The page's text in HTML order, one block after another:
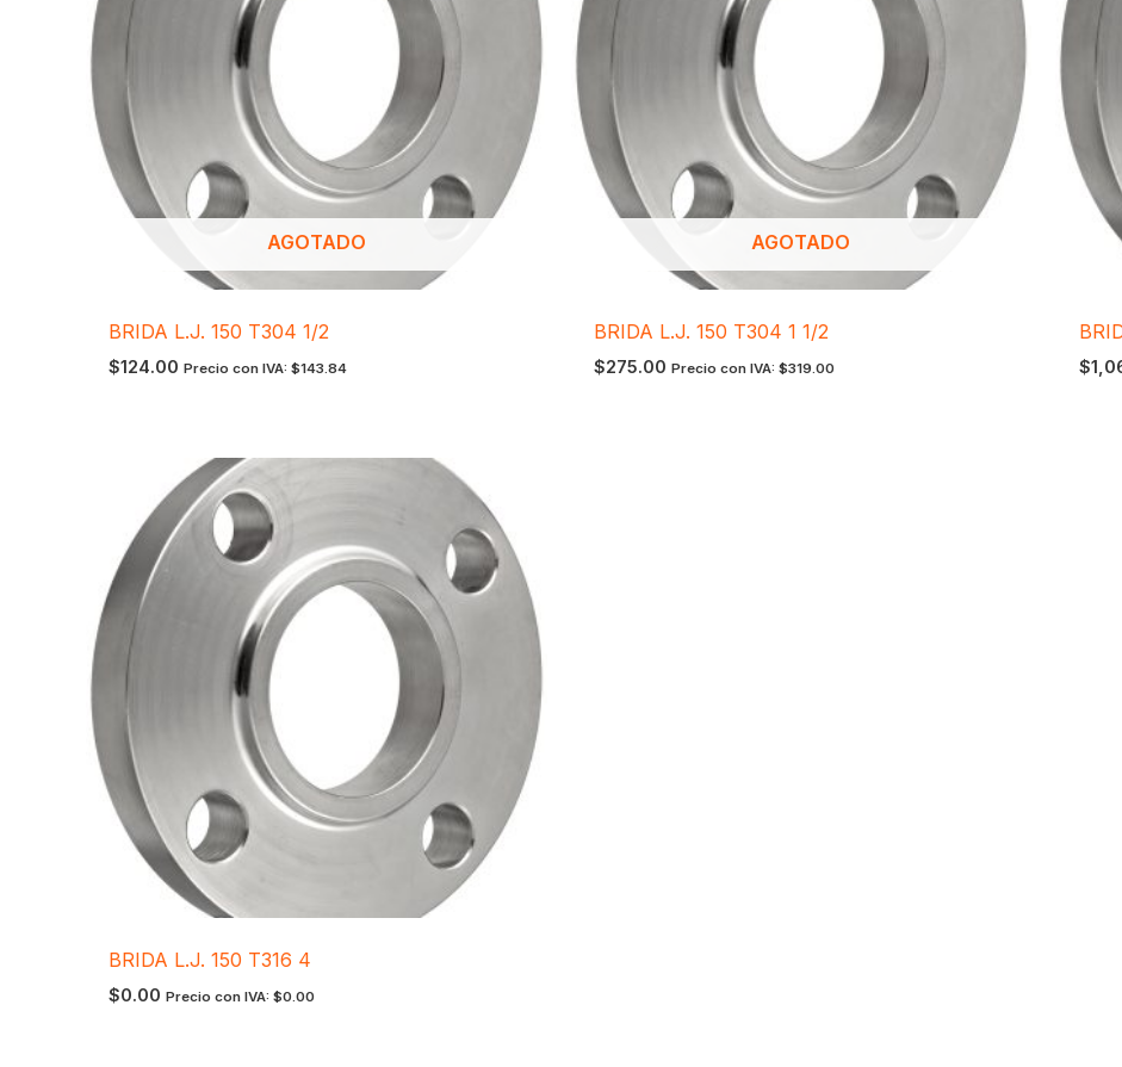
AGOTADO
BRIDA L.J. 150 T304 1/2
$124.00 Precio con IVA:$143.84
AGOTADO
BRIDA L.J. 150 T304 1 1/2
$275.00 Precio con IVA: $319.00 $
BRIDA L.J. 150 T316 4
$0.00 Precio con IVA:$0.00